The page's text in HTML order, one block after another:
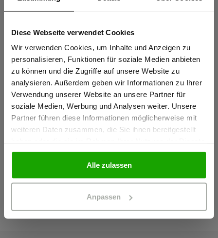
Diese Webseite verwendet Cookies
Wir verwenden Cookies, um Inhalte und Anzeigen zu
personalisieren, Funktionen für soziale Medien anbieten
zu können und die Zugriffe auf unsere Website zu
analysieren. Außerdem geben wir Informationen zu Ihrer
Verwendung unserer Website an unsere Partner für
soziale Medien, Werbung und Analysen weiter. Unsere
Partner führen diese Informationen möglicherweise mit
weiteren Daten zusammen, die Sie ihnen bereitgestellt
gesammelt haben.
Alle zulassen
Anpassen
Sind Sie
Gewerbetreibender?
Ich bestätige, dass ich Gewerbetreibender bin. Alle
Preise werden netto ausgewiesen.